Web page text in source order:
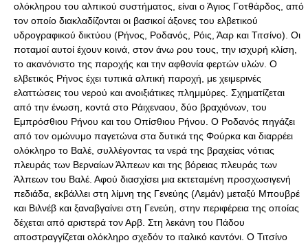
ολόκληρου του αλπικού συστήματος, είναι ο Άγιος Γοτθάρδος, από
τον οποίο διακλαδίζονται οι βασικοί άξονες του ελβετικού
υδρογραφικού δικτύου (Ρήνος, Ροδανός, Ρόις, Άαρ και Τιτσίνο). Οι
ποταμοί αυτοί έχουν κοινά, στον άνω ρου τους, την ισχυρή κλίση,
το ακανόνιστο της παροχής και την αφθονία φερτών υλών. Ο
ελβετικός Ρήνος έχει τυπικά αλπική παροχή, με χειμερινές
ελαττώσεις του νερού και ανοιξιάτικες πλημμύρες. Σχηματίζεται
από την ένωση, κοντά στο Ράιχεναου, δύο βραχιόνων, του
Εμπρόσθιου Ρήνου και του Οπίσθιου Ρήνου. Ο Ροδανός πηγάζει
από τον ομώνυμο παγετώνα στα δυτικά της Φούρκα και διαρρέει
ολόκληρο το Βαλέ, συλλέγοντας τα νερά της βραχείας νότιας
πλευράς των Βερναίων Άλπεων και της βόρειας πλευράς των
Άλπεων του Βαλέ. Αφού διασχίσει μια εκτεταμένη προσχωσιγενή
πεδιάδα, εκβάλλει στη λίμνη της Γενεύης (Λεμάν) μεταξύ Μπουβρέ
και Βιλνέβ και ξαναβγαίνει στη Γενεύη, στην περιφέρεια της οποίας
δέχεται από αριστερά τον Αρβ. Στη λεκάνη του Πάδου
αποστραγγίζεται ολόκληρο σχεδόν το ιταλικό καντόνι. Ο Τιτσίνο